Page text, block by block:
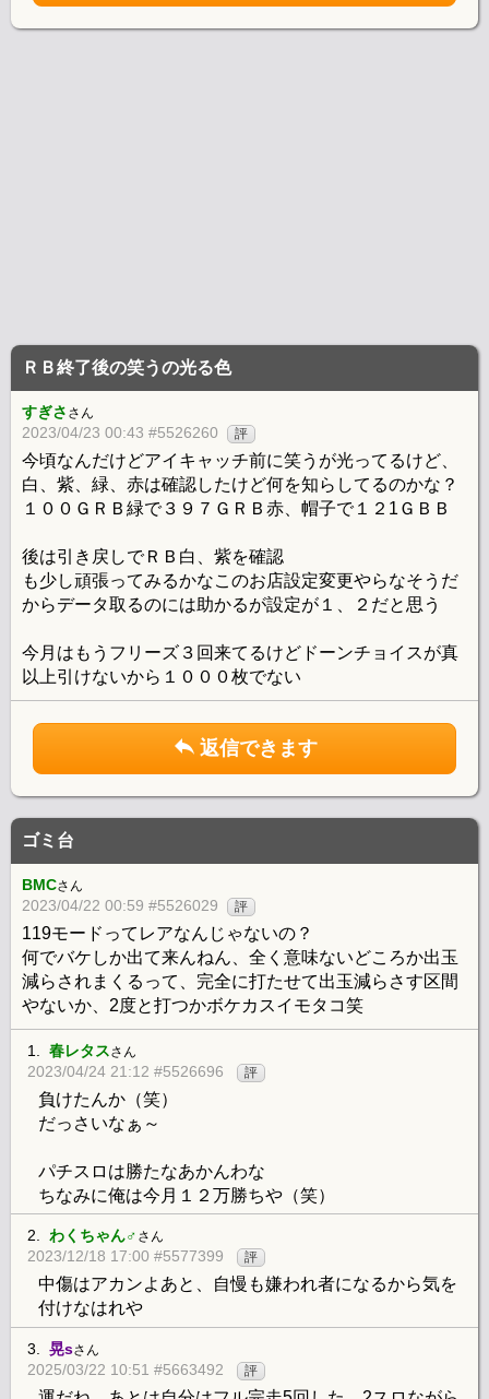
ＲＢ終了後の笑うの光る色
すぎさ さん
2023/04/23 00:43 #5526260 評
今頃なんだけどアイキャッチ前に笑うが光ってるけど、
白、紫、緑、赤は確認したけど何を知らしてるのかな？
１００ＧＲＢ緑で３９７ＧＲＢ赤、帽子で１２1ＧＢＢ
後は引き戻しでＲＢ白、紫を確認
も少し頑張ってみるかなこのお店設定変更やらなそうだ
からデータ取るのには助かるが設定が１、２だと思う
今月はもうフリーズ３回来てるけどドーンチョイスが真
以上引けないから１０００枚でない
返信できます
ゴミ台
BMCさん
2023/04/22 00:59 #5526029 評
119モードってレアなんじゃないの？
何でバケしか出て来んねん、全く意味ないどころか出玉
減らされまくるって、完全に打たせて出玉減らさす区間
やないか、2度と打つかボケカスイモタコ笑
1. 春レタスさん
2023/04/24 21:12 #5526696 評
負けたんか（笑）
だっさいなぁ～
パチスロは勝たなあかんわな
ちなみに俺は今月１２万勝ちや（笑）
2. わくちゃん♂ さん
2023/12/18 17:00 #5577399 評
中傷はアカンよあと、自慢も嫌われ者になるから気を
付けなはれや
3. 晃sさん
2025/03/22 10:51 #5663492 評